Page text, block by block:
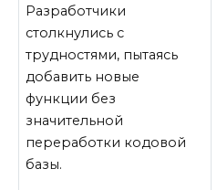
Разработчики
столкнулись с
трудностями, пытаясь
добавить новые
функции без
значительной
переработки кодовой
базы.